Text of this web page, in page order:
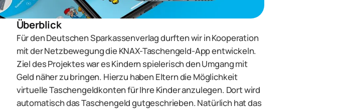
Überblick
Für den Deutschen Sparkassenverlag durften wir in Kooperation
mit der Netzbewegung die KNAX-Taschengeld-App entwickeln.
Ziel des Projektes war es Kindern spielerisch den Umgang mit
Geld näher zu bringen. Hierzu haben Eltern die Möglichkeit
virtuelle Taschengeldkonten für Ihre Kinder anzulegen. Dort wird
automatisch das Taschengeld gutgeschrieben. Natürlich hat das